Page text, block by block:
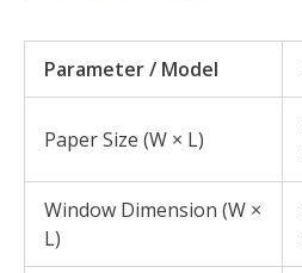
Parameter / Model
Paper Size (W × L)
Window Dimension (W ×
L)